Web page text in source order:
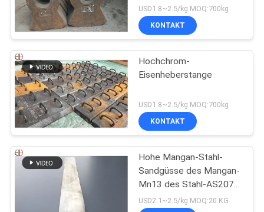
Hammer, hoher Chrom-
Legierungs-Form-Stahl-
Hammer EB19047
USD1.8~2.5/kg MOQ:700kg
KONTAKT
Hochchrom-
Eisenheberstange
USD1.8~2.5/kg MOQ:700kg
KONTAKT
Hohe Mangan-Stahl-
Sandgüsse des Mangan-
Mn13 des Stahl-AS2074
H1A hohe
USD2.1~2.5/kg MOQ:20 KG